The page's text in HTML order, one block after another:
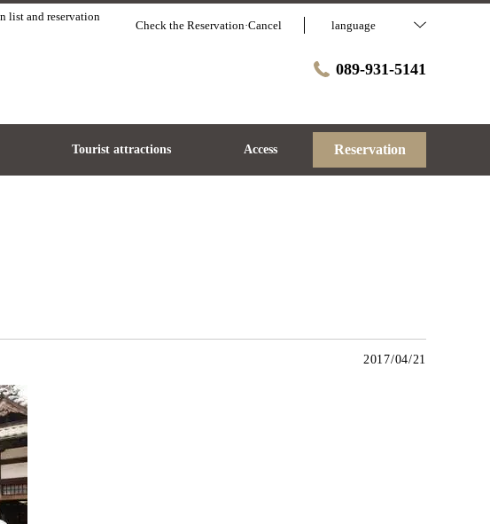
list and reservation
Check the Reservation·Cancel language
089-931-5141
Tourist attractions Access Reservation
2017/04/21